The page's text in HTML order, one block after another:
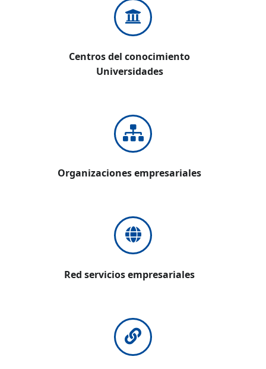
Centros del conocimiento
Universidades
Organizaciones empresariales
Red servicios empresariales